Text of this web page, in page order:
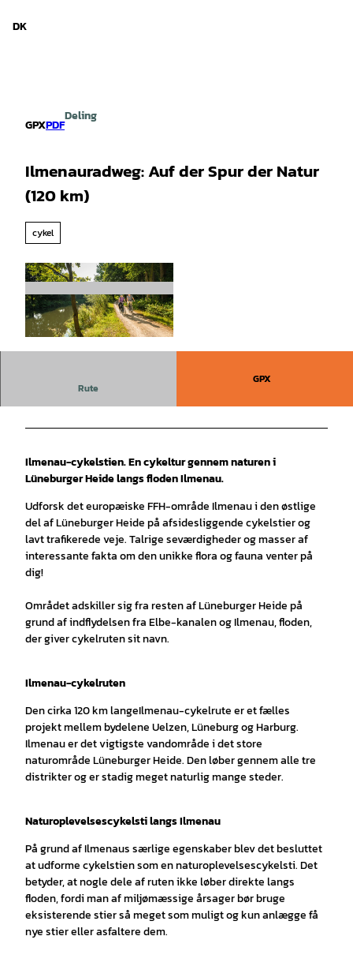
DK
GPXPDF
Deling
Ilmenauradweg: Auf der Spur der Natur
(120 km)
cykel
CC-BY-SA
Rute
GPX
Ilmenau-cykelstien. En cykeltur gennem naturen i
Lüneburger Heide langs floden Ilmenau.
Udforsk det europæiske FFH-område Ilmenau i den østlige
del af Lüneburger Heide på afsidesliggende cykelstier og
lavt trafikerede veje. Talrige seværdigheder og masser af
interessante fakta om den unikke flora og fauna venter på
dig!
Området adskiller sig fra resten af Lüneburger Heide på
grund af indflydelsen fra Elbe-kanalen og Ilmenau, floden,
der giver cykelruten sit navn.
Ilmenau-cykelruten
Den cirka 120 km langeIlmenau-cykelrute er et fælles
projekt mellem bydelene Uelzen, Lüneburg og Harburg.
Ilmenau er det vigtigste vandområde i det store
naturområde Lüneburger Heide. Den løber gennem alle tre
distrikter og er stadig meget naturlig mange steder.
Naturoplevelsescykelsti langs Ilmenau
På grund af Ilmenaus særlige egenskaber blev det besluttet
at udforme cykelstien som en naturoplevelsescykelsti. Det
betyder, at nogle dele af ruten ikke løber direkte langs
floden, fordi man af miljømæssige årsager bør bruge
eksisterende stier så meget som muligt og kun anlægge få
nye stier eller asfaltere dem.